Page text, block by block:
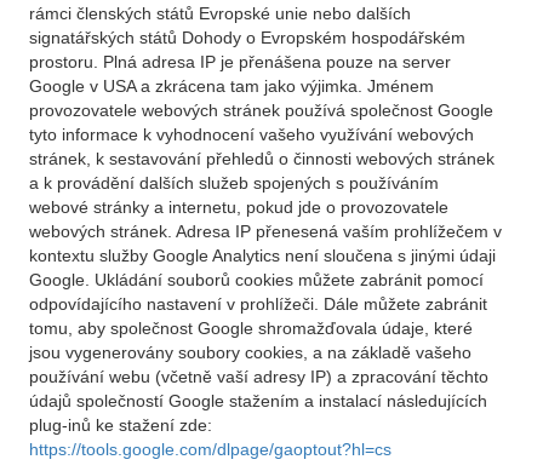
rámci členských států Evropské unie nebo dalších
signatářských států Dohody o Evropském hospodářském
prostoru. Plná adresa IP je přenášena pouze na server
Google v USA a zkrácena tam jako výjimka. Jménem
provozovatele webových stránek používá společnost Google
tyto informace k vyhodnocení vašeho využívání webových
stránek, k sestavování přehledů o činnosti webových stránek
a k provádění dalších služeb spojených s používáním
webové stránky a internetu, pokud jde o provozovatele
webových stránek. Adresa IP přenesená vaším prohlížečem v
kontextu služby Google Analytics není sloučena s jinými údaji
Google. Ukládání souborů cookies můžete zabránit pomocí
odpovídajícího nastavení v prohlížeči. Dále můžete zabránit
tomu, aby společnost Google shromažďovala údaje, které
jsou vygenerovány soubory cookies, a na základě vašeho
používání webu (včetně vaší adresy IP) a zpracování těchto
údajů společností Google stažením a instalací následujících
plug-inů ke stažení zde:
https://tools.google.com/dlpage/gaoptout?hl=cs